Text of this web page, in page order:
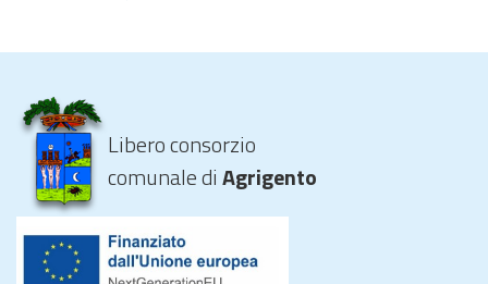
Libero consorzio
comunale diAgrigento